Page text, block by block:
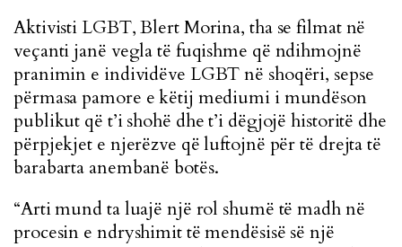
Aktivisti LGBT, Blert Morina, tha se filmat në
veçanti janë vegla të fuqishme që ndihmojnë
pranimin e individëve LGBT në shoqëri, sepse
përmasa pamore e këtij mediumi i mundëson
publikut që t’i shohë dhe t’i dëgjojë historitë dhe
përpjekjet e njerëzve që luftojnë për të drejta të
barabarta anembanë botës.
“Arti mund ta luajë një rol shumë të madh në
procesin e ndryshimit të mendësisë së një